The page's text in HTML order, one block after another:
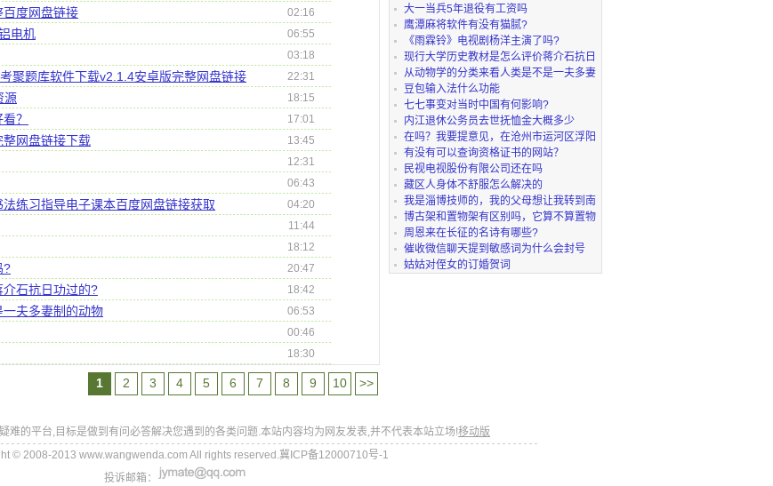
百度网盘链接 02:16
电机 06:55
03:18
聚题库软件下载v2.1.4安卓版完整网盘链接 22:31
源 18:15
？ 17:01
网盘链接下载 13:45
12:31
06:43
法练习指导电子课本百度网盘链接获取 04:20
11:44
18:12
? 20:47
石抗日功过的? 18:42
夫多妻制的动物 06:53
00:46
18:30
1 2 3 4 5 6 7 8 9 10 >>
导电子课本百
大一当兵5年退役有工资吗
鹰潭麻将软件有没有猫腻?
《雨霖铃》电视剧杨洋主演了吗?
现行大学历史教材是怎么评价蒋介石抗日
功过的?
从动物学的分类来看人类是不是一夫多妻
制的动物
豆包输入法什么功能
七七事变对当时中国有何影响?
内江退休公务员去世抚恤金大概多少
在吗？我要提意见，在沧州市运河区浮阳
南大道蓝阳医
有没有可以查询资格证书的网站？
民视电视股份有限公司还在吗
藏区人身体不舒服怎么解决的
我是淄博技师的，我的父母想让我转到南
山技师，我看
博古架和置物架有区别吗，它算不算置物
架 周恩来在长征的名诗有哪些?
催收微信聊天提到敏感词为什么会封号
姑姑对侄女的订婚贺词
难的平台,目标是做到有问必答解决您遇到的各类问题.本站内容均为网友发表,并不代表本站立场!移动版
© 2008-2013 www.wangwenda.com All rights reserved.冀ICP备12000710号-1
投诉邮箱：